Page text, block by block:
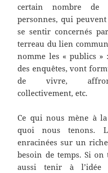
certain nombre de
personnes, qui
se sentir concernés
terreau du lien
nomme les « publics »
des enquêtes, vont
de vivre,
collectivement, etc.
Ce qui nous mène à
quoi nous tenons.
enracinées sur un
besoin de temps. Si
aussi tenir à l’idée